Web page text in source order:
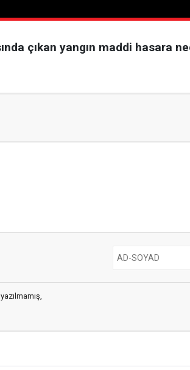
çıkan yangın maddi hasara